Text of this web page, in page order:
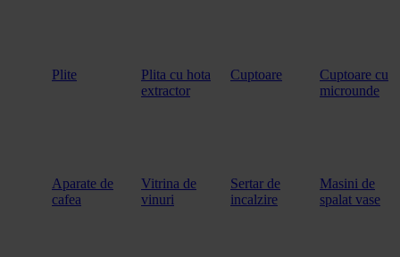
Plite
Plita cu hota
extractor
Cuptoare
Cuptoare cu
microunde
Aparate de
cafea
Vitrina de
vinuri
Sertar de
incalzire
Masini de
spalat vase